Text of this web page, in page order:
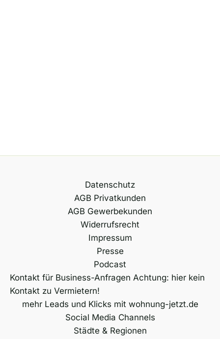
Datenschutz
AGB Privatkunden
AGB Gewerbekunden
Widerrufsrecht
Impressum
Presse
Podcast
Kontakt für Business-Anfragen Achtung: hier kein
Kontakt zu Vermietern!
mehr Leads und Klicks mit wohnung-jetzt.de
Social Media Channels
Städte & Regionen